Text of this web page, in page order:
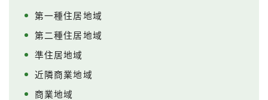
第一種住居地域
第二種住居地域
準住居地域
近隣商業地域
商業地域